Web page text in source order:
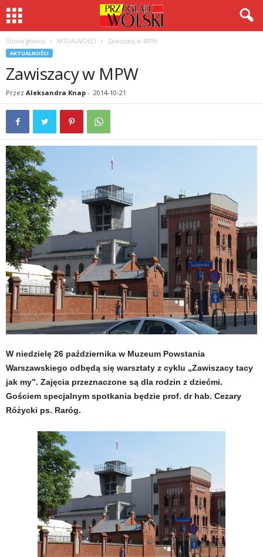
Strona główna AKTUALNOŚCI Zawiszacy w MPW
AKTUALNOŚCI
Zawiszacy w MPW
Przez Aleksandra Knap - 2014-10-21
W niedzielę 26 października w Muzeum Powstania
Warszawskiego odbędą się warsztaty z cyklu „Zawiszacy tacy
jak my”. Zajęcia przeznaczone są dla rodzin z dziećmi.
Gościem specjalnym spotkania będzie prof. dr hab. Cezary
Różycki ps. Raróg.